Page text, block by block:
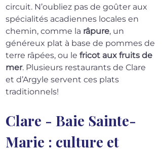
circuit. N’oubliez pas de goûter aux
spécialités acadiennes locales en
chemin, comme la râpure, un
généreux plat à base de pommes de
terre râpées, ou le fricot aux fruits de
mer. Plusieurs restaurants de Clare
et d’Argyle servent ces plats
traditionnels!
Clare - Baie Sainte-
Marie : culture et